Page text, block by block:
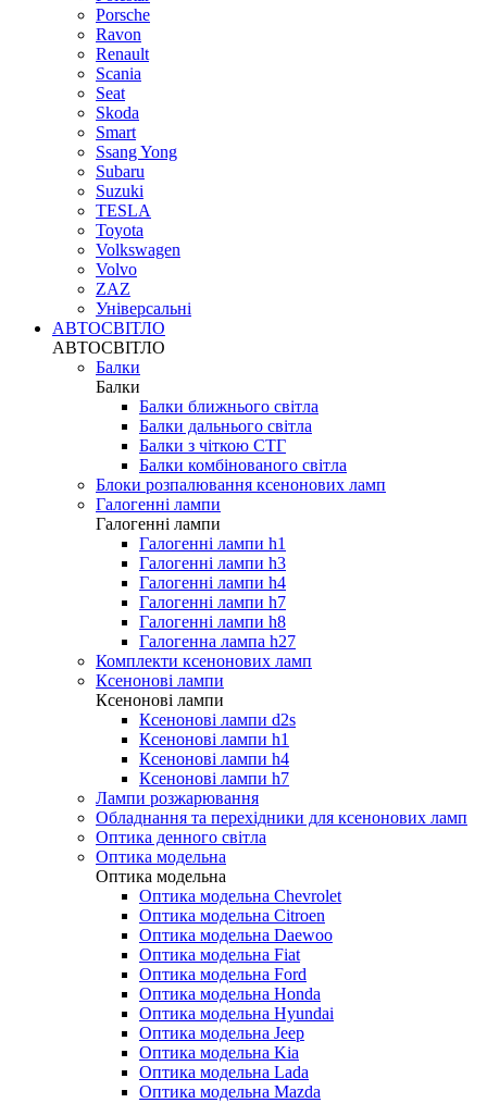
Porsche
Ravon
Renault
Scania
Seat
Skoda
Smart
Ssang Yong
Subaru
Suzuki
TESLA
Toyota
Volkswagen
Volvo
ZAZ
Універсальні
АВТОСВІТЛО
АВТОСВІТЛО
Балки
Балки
Балки ближнього світла
Балки дальнього світла
Балки з чіткою СТГ
Балки комбінованого світла
Блоки розпалювання ксенонових ламп
Галогенні лампи
Галогенні лампи
Галогенні лампи h1
Галогенні лампи h3
Галогенні лампи h4
Галогенні лампи h7
Галогенні лампи h8
Галогенна лампа h27
Комплекти ксенонових ламп
Ксенонові лампи
Ксенонові лампи
Ксенонові лампи d2s
Ксенонові лампи h1
Ксенонові лампи h4
Ксенонові лампи h7
Лампи розжарювання
Обладнання та перехідники для ксенонових ламп
Оптика денного світла
Оптика модельна
Оптика модельна
Оптика модельна Chevrolet
Оптика модельна Citroen
Оптика модельна Daewoo
Оптика модельна Fiat
Оптика модельна Ford
Оптика модельна Honda
Оптика модельна Hyundai
Оптика модельна Jeep
Оптика модельна Kia
Оптика модельна Lada
Оптика модельна Mazda